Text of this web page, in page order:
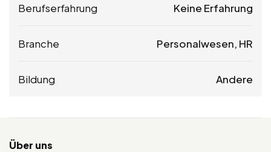
Berufserfahrung Keine Erfahrung
Branche Personalwesen, HR
Bildung Andere
Über uns